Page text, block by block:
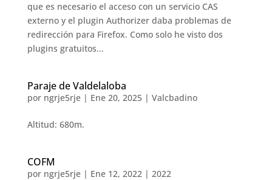
que es necesario el acceso con un servicio CAS
externo y el plugin Authorizer daba problemas de
redirección para Firefox. Como solo he visto dos
plugins gratuitos...
Paraje de Valdelaloba
por ngrje5rje| Ene 20, 2025| Valcbadino
Altitud: 680m.
COFM
por ngrje5rje| Ene 12, 2022| 2022